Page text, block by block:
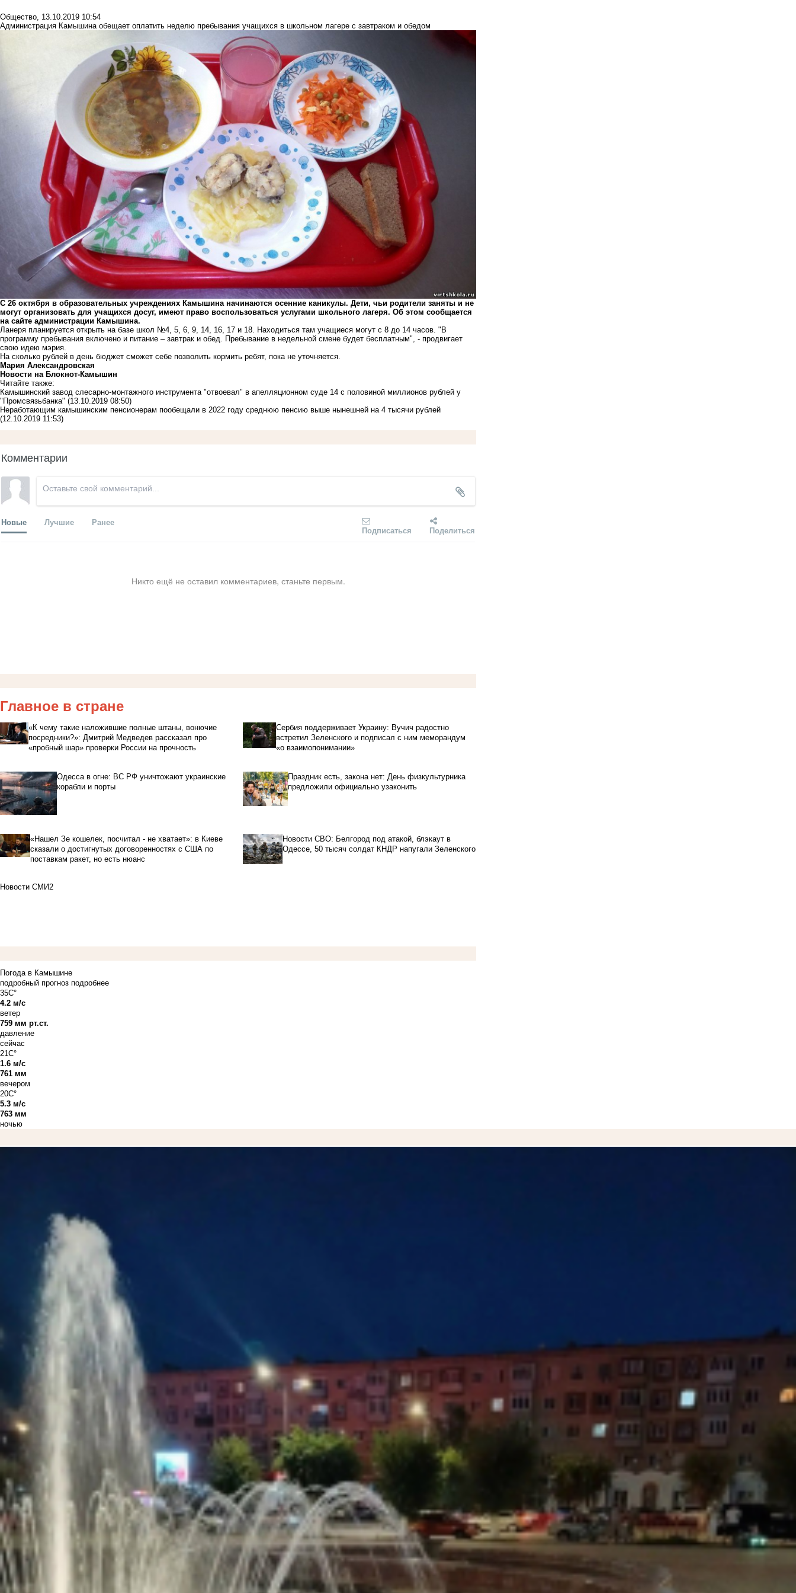
Общество, 13.10.2019 10:54
Администрация Камышина обещает оплатить неделю пребывания учащихся в школьном лагере с завтраком и обедом
С 26 октября в образовательных учреждениях Камышина начинаются осенние каникулы. Дети, чьи родители заняты и не
могут организовать для учащихся досуг, имеют право воспользоваться услугами школьного лагеря. Об этом сообщается
на сайте администрации Камышина.
Ланеря планируется открыть на базе школ №4, 5, 6, 9, 14, 16, 17 и 18. Находиться там учащиеся могут с 8 до 14 часов. "В
программу пребывания включено и питание – завтрак и обед. Пребывание в недельной смене будет бесплатным", - продвигает
свою идею мэрия.
На сколько рублей в день бюджет сможет себе позволить кормить ребят, пока не уточняется.
Мария Александровская
Новости на Блoкнoт-Камышин
Читайте также:
Камышинский завод слесарно-монтажного инструмента "отвоевал" в апелляционном суде 14 с половиной миллионов рублей у
"Промсвязьбанка" (13.10.2019 08:50)
Неработающим камышинским пенсионерам пообещали в 2022 году среднюю пенсию выше нынешней на 4 тысячи рублей
(12.10.2019 11:53)
Комментарии
Новые Лучшие Ранее
Подписаться Поделиться
Никто ещё не оставил комментариев, станьте первым.
Главное в стране
«К чему такие наложившие полные штаны, вонючие
посредники?»: Дмитрий Медведев рассказал про
«пробный шар» проверки России на прочность
Сербия поддерживает Украину: Вучич радостно
встретил Зеленского и подписал с ним меморандум
«о взаимопонимании»
Одесса в огне: ВС РФ уничтожают украинские
корабли и порты
Праздник есть, закона нет: День физкультурника
предложили официально узаконить
«Нашел Зе кошелек, посчитал - не хватает»: в Киеве
сказали о достигнутых договоренностях с США по
поставкам ракет, но есть нюанс
Новости СВО: Белгород под атакой, блэкаут в
Одессе, 50 тысяч солдат КНДР напугали Зеленского
Новости СМИ2
Погода в Камышине
подробный прогноз подробнее
35C°
4.2 м/с
ветер
759 мм рт.ст.
давление
сейчас
21C°
1.6 м/с
761 мм
вечером
20C°
5.3 м/с
763 мм
ночью